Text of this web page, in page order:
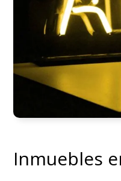
Inmuebles